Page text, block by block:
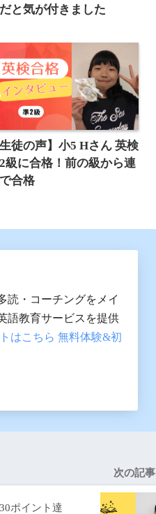
と気が付きました
生徒の声】小5 Hさん 英検
級に合格！前の級から連
合格
読・コーチングをメイ
語教育サービスを提供
はこちら 無料体験&初
次の記事
30ポイント達